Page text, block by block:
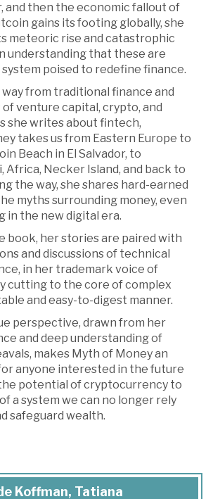
and then the economic fallout of
gains its footing globally, she
meteoric rise and catastrophic
understanding that these are
poised to redefine finance.
from traditional finance and
venture capital, crypto, and
she writes about fintech,
takes us from Eastern Europe to
Beach in El Salvador, to
Africa, Necker Island, and back to
the way, she shares hard-earned
myths surrounding money, even
in the new digital era.
book, her stories are paired with
and discussions of technical
in her trademark voice of
cutting to the core of complex
and easy-to-digest manner.
perspective, drawn from her
and deep understanding of
makes Myth of Money an
anyone interested in the future
potential of cryptocurrency to
a system we can no longer rely
safeguard wealth.
Koffman, Tatiana